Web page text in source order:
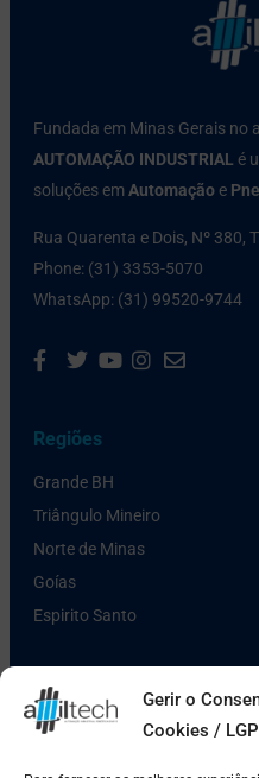
Gerir o
Cookies /
Fundada em Minas Gerais no
AUTOMAÇÃO INDUSTRIAL é
soluções em Automação e
Rua Quarenta e Dois, Nº 380,
Phone: (31) 3353-5070
WhatsApp: (31) 99520-9744
Regiões
Grande BH
Triângulo Mineiro
Norte de Minas
Goías
Espirito Santo
Links Úteis
Política de Privacidade